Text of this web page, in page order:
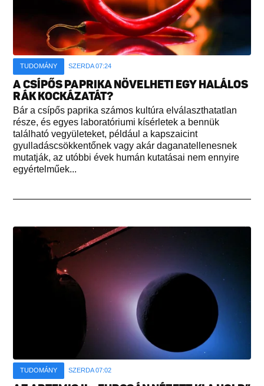
TUDOMÁNY SZERDA 07:24
A CSÍPŐS PAPRIKA NÖVELHETI EGY HALÁLOS
RÁK KOCKÁZATÁT?
Bár a csípős paprika számos kultúra elválaszthatatlan
része, és egyes laboratóriumi kísérletek a bennük
található vegyületeket, például a kapszaicint
gyulladáscsökkentőnek vagy akár daganatellenesnek
mutatják, az utóbbi évek humán kutatásai nem ennyire
egyértelműek...
TUDOMÁNY SZERDA 07:02